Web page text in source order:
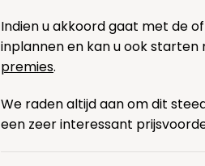
Indien u akkoord gaat met de
inplannen en kan u ook
premies.
We raden altijd aan om dit
een zeer interessant